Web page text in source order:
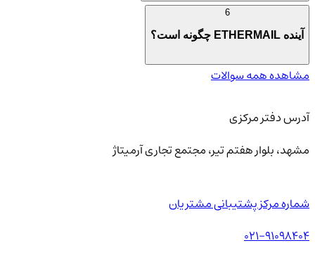
آینده ETHERMAIL چگونه است؟
مشاهده همه سوالات
آدرس دفتر مرکزی
مشهد، بلوار هفتم تیر، مجتمع تجاری آرمیتاژ
شماره مرکز پشتیبانی مشتریان
021-91098404